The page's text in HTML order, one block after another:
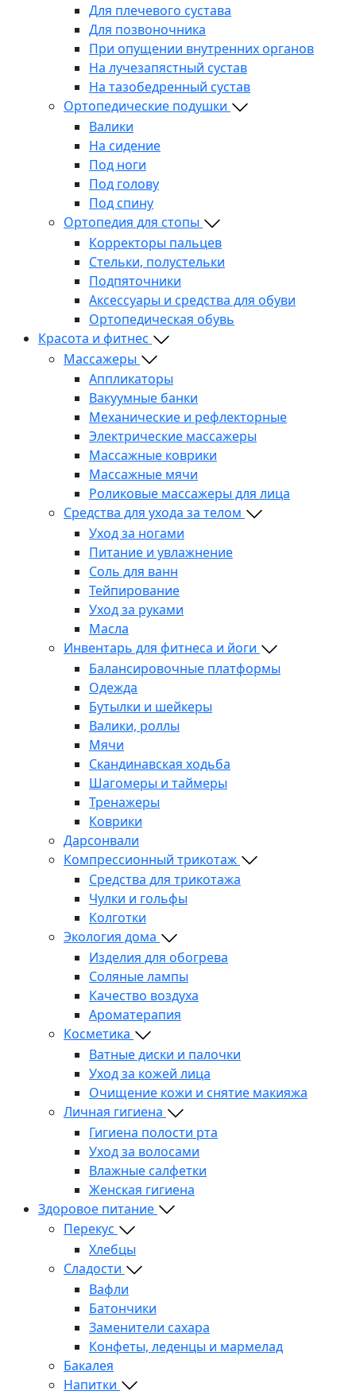
Для плечевого сустава
Для позвоночника
При опущении внутренних органов
На лучезапястный сустав
На тазобедренный сустав
Ортопедические подушки
Валики
На сидение
Под ноги
Под голову
Под спину
Ортопедия для стопы
Корректоры пальцев
Стельки, полустельки
Подпяточники
Аксессуары и средства для обуви
Ортопедическая обувь
Красота и фитнес
Массажеры
Аппликаторы
Вакуумные банки
Механические и рефлекторные
Электрические массажеры
Массажные коврики
Массажные мячи
Роликовые массажеры для лица
Средства для ухода за телом
Уход за ногами
Питание и увлажнение
Соль для ванн
Тейпирование
Уход за руками
Масла
Инвентарь для фитнеса и йоги
Балансировочные платформы
Одежда
Бутылки и шейкеры
Валики, роллы
Мячи
Скандинавская ходьба
Шагомеры и таймеры
Тренажеры
Коврики
Дарсонвали
Компрессионный трикотаж
Средства для трикотажа
Чулки и гольфы
Колготки
Экология дома
Изделия для обогрева
Соляные лампы
Качество воздуха
Ароматерапия
Косметика
Ватные диски и палочки
Уход за кожей лица
Очищение кожи и снятие макияжа
Личная гигиена
Гигиена полости рта
Уход за волосами
Влажные салфетки
Женская гигиена
Здоровое питание
Перекус
Хлебцы
Сладости
Вафли
Батончики
Заменители сахара
Конфеты, леденцы и мармелад
Бакалея
Напитки